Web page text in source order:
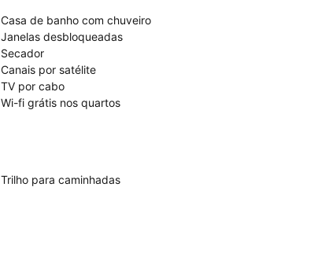
Casa de banho com chuveiro
Janelas desbloqueadas
Secador
Canais por satélite
TV por cabo
Wi-fi grátis nos quartos
Trilho para caminhadas